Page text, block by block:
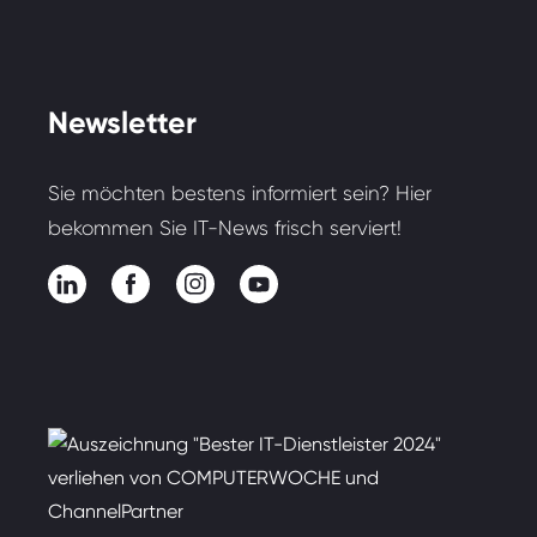
Newsletter
Sie möchten bestens informiert sein? Hier
bekommen Sie IT-News frisch serviert!